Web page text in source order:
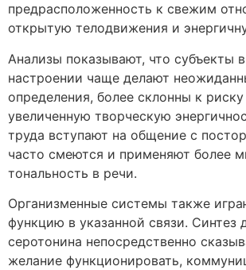
предрасположенность к свежим
открытую телодвижения и
Анализы показывают, что субъекты
настроении чаще делают
определения, более склонны к
увеличенную творческую
труда вступают на общение с
часто смеются и применяют более
тональность в речи.
Организменные системы также
функцию в указанной связи. Синтез
серотонина непосредственно
желание функционировать,